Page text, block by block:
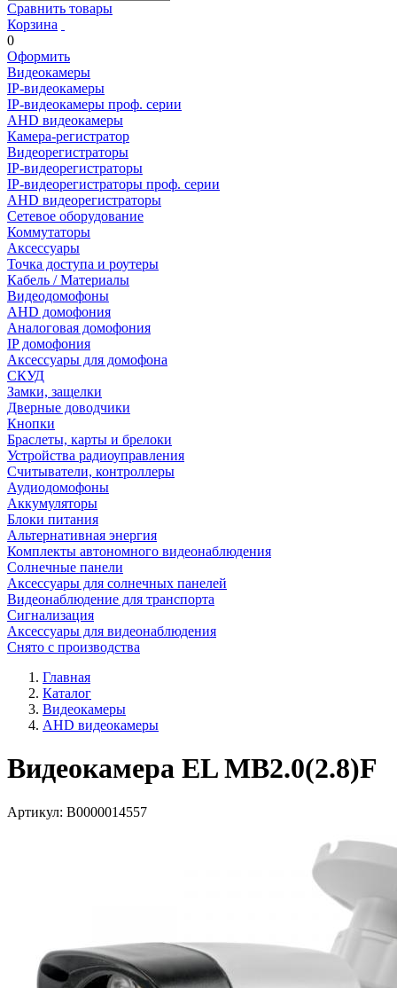
Сравнить товары
Корзина
0
Оформить
Видеокамеры
IP-видеокамеры
IP-видеокамеры проф. серии
AHD видеокамеры
Камера-регистратор
Видеорегистраторы
IP-видеорегистраторы
IP-видеорегистраторы проф. серии
AHD видеорегистраторы
Сетевое оборудование
Коммутаторы
Аксессуары
Точка доступа и роутеры
Кабель / Материалы
Видеодомофоны
AHD домофония
Аналоговая домофония
IP домофония
Аксессуары для домофона
СКУД
Замки, защелки
Дверные доводчики
Кнопки
Браслеты, карты и брелоки
Устройства радиоуправления
Считыватели, контроллеры
Аудиодомофоны
Аккумуляторы
Блоки питания
Альтернативная энергия
Комплекты автономного видеонаблюдения
Солнечные панели
Аксессуары для солнечных панелей
Видеонаблюдение для транспорта
Сигнализация
Аксессуары для видеонаблюдения
Снято с производства
Главная
Каталог
Видеокамеры
AHD видеокамеры
Видеокамера EL MB2.0(2.8)F
Артикул: В0000014557